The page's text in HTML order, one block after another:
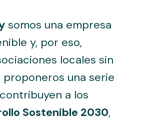
somos una empresa
y, por eso,
locales sin
una serie
a los
Sostenible 2030,